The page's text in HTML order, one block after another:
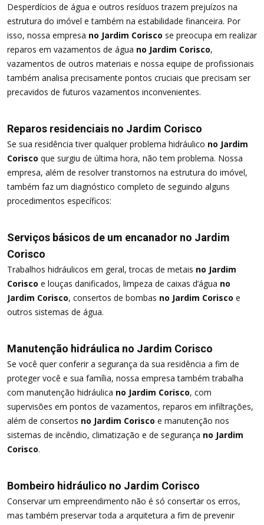
Desperdícios de água e outros resíduos trazem prejuízos na
estrutura do imóvel e também na estabilidade financeira. Por
isso, nossa empresa no Jardim Corisco se preocupa em realizar
reparos em vazamentos de água no Jardim Corisco,
vazamentos de outros materiais e nossa equipe de profissionais
também analisa precisamente pontos cruciais que precisam ser
precavidos de futuros vazamentos inconvenientes.
Reparos residenciais no Jardim Corisco
Se sua residência tiver qualquer problema hidráulico no Jardim
Corisco que surgiu de última hora, não tem problema. Nossa
empresa, além de resolver transtornos na estrutura do imóvel,
também faz um diagnóstico completo de seguindo alguns
procedimentos específicos:
Serviços básicos de um encanador no Jardim
Corisco
Trabalhos hidráulicos em geral, trocas de metais no Jardim
Corisco e louças danificados, limpeza de caixas d’água no
Jardim Corisco, consertos de bombas no Jardim Corisco e
outros sistemas de água.
Manutenção hidráulica no Jardim Corisco
Se você quer conferir a segurança da sua residência a fim de
proteger você e sua família, nossa empresa também trabalha
com manutenção hidráulica no Jardim Corisco, com
supervisões em pontos de vazamentos, reparos em infiltrações,
além de consertos no Jardim Corisco e manutenção nos
sistemas de incêndio, climatização e de segurança no Jardim
Corisco.
Bombeiro hidráulico no Jardim Corisco
Conservar um empreendimento não é só consertar os erros,
mas também preservar toda a arquitetura a fim de prevenir